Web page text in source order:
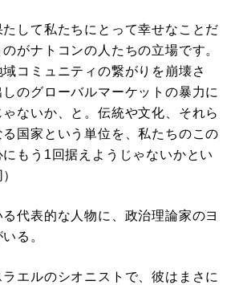
たして私たちにとって幸せなことだ
がナトコンの人たちの立場です。
コミュニティの繋がりを崩壊さ
のグローバルマーケットの暴力に
ないか、と。伝統や文化、それら
国家という単位を、私たちのこの
もう1回据えようじゃないかとい
代表的な人物に、政治理論家のヨ
る。
ラエルのシオニストで、彼はまさに